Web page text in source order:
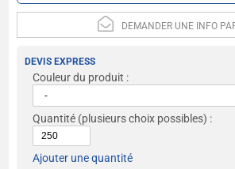
DEMANDER UNE INFO
DEVIS EXPRESS
Couleur du produit :
Quantité (plusieurs choix possibles) :
Ajouter une quantité